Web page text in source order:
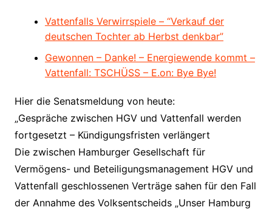
Vattenfalls Verwirrspiele – “Verkauf der
deutschen Tochter ab Herbst denkbar”
Gewonnen – Danke! – Energiewende kommt –
Vattenfall: TSCHÜSS – E.on: Bye Bye!
Hier die Senatsmeldung von heute:
„Gespräche zwischen HGV und Vattenfall werden
fortgesetzt – Kündigungsfristen verlängert
Die zwischen Hamburger Gesellschaft für
Vermögens- und Beteiligungsmanagement HGV und
Vattenfall geschlossenen Verträge sahen für den Fall
der Annahme des Volksentscheids „Unser Hamburg